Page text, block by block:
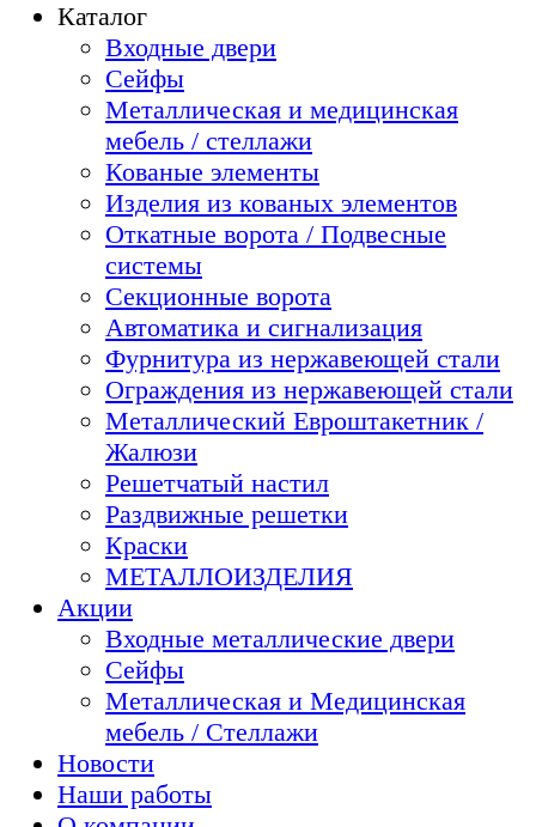
Каталог
Входные двери
Сейфы
Металлическая и медицинская
мебель / стеллажи
Кованые элементы
Изделия из кованых элементов
Откатные ворота / Подвесные
системы
Секционные ворота
Автоматика и сигнализация
Фурнитура из нержавеющей стали
Ограждения из нержавеющей стали
Металлический Евроштакетник /
Жалюзи
Решетчатый настил
Раздвижные решетки
Краски
МЕТАЛЛОИЗДЕЛИЯ
Акции
Входные металлические двери
Сейфы
Металлическая и Медицинская
мебель / Стеллажи
Новости
Наши работы